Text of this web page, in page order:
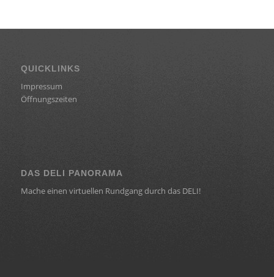
QUICKLINKS
Impressum
Öffnungszeiten
DAS DELI PANORAMA
Mache einen virtuellen Rundgang durch das DELI!